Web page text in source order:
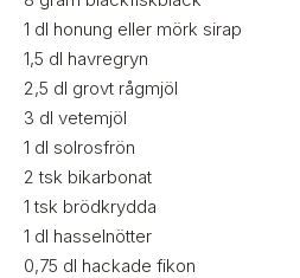
1 dl honung eller mörk sirap
1,5 dl havregryn
2,5 dl grovt rågmjöl
3 dl vetemjöl
1 dl solrosfrön
2tsk bikarbonat
1tsk brödkrydda
1 dl hasselnötter
0,75 dl hackade fikon